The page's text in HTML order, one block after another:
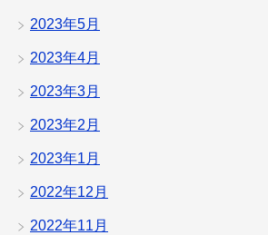
2023年5月
2023年4月
2023年3月
2023年2月
2023年1月
2022年12月
2022年11月